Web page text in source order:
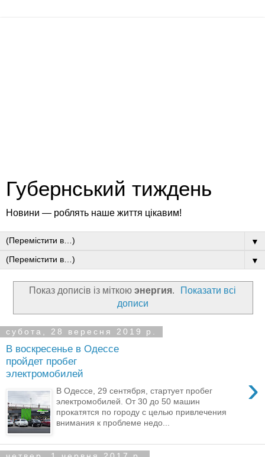
Губернський тиждень
Новини — роблять наше життя цікавим!
▼
▼
Показ дописів із міткою энергия.
Показати всі
дописи
субота, 28 вересня 2019 р.
В воскресенье в Одессе
пройдет пробег
электромобилей
›
В Одессе, 29 сентября, стартует пробег
электромобилей. От 30 до 50 машин
прокатятся по городу с целью привлечения
внимания к проблеме недо...